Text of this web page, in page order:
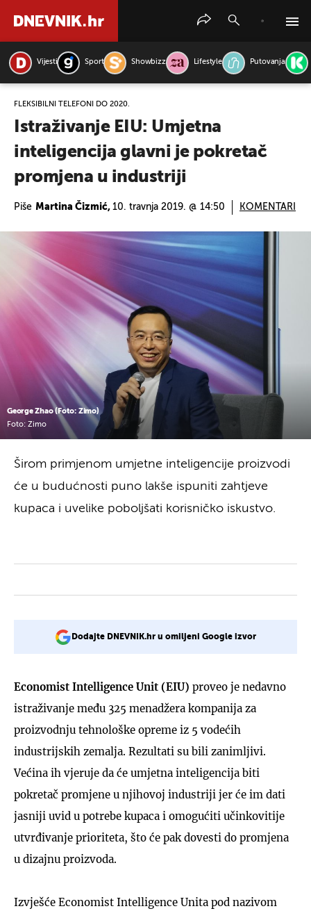
Vijesti Sport Showbizz Lifestyle Putovanja
FLEKSIBILNI TELEFONI DO 2020.
Istraživanje EIU: Umjetna
inteligencija glavni je pokretač
promjena u industriji
Piše Martina Čizmić, 10. travnja 2019. @ 14:50 KOMENTARI
George Zhao (Foto: Zimo)
Foto: Zimo
Širom primjenom umjetne inteligencije proizvodi
će u budućnosti puno lakše ispuniti zahtjeve
kupaca i uvelike poboljšati korisničko iskustvo.
Dodajte DNEVNIK.hr u omiljeni Google izvor
Economist Intelligence Unit (EIU) proveo je nedavno
istraživanje među 325 menadžera kompanija za
proizvodnju tehnološke opreme iz 5 vodećih
industrijskih zemalja. Rezultati su bili zanimljivi.
Većina ih vjeruje da će umjetna inteligencija biti
pokretač promjene u njihovoj industriji jer će im dati
jasniji uvid u potrebe kupaca i omogućiti učinkovitije
utvrđivanje prioriteta, što će pak dovesti do promjena
u dizajnu proizvoda.
Izvješće Economist Intelligence Unita pod nazivom
PRETRAŽITE VIJESTI